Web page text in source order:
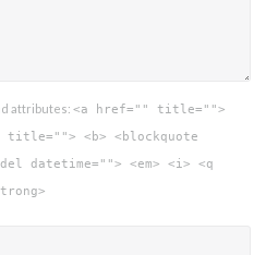
attributes: <a href="" title="">
title=""> <b> <blockquote
datetime=""> <em> <i> <q